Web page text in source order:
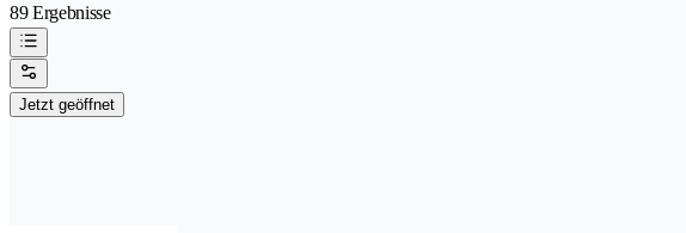
89 Ergebnisse
Jetzt geöffnet